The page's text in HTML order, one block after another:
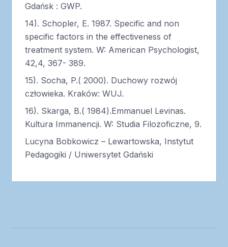
Gdańsk : GWP.
14). Schopler, E. 1987. Specific and non
specific factors in the effectiveness of
treatment system. W: American Psychologist,
42,4, 367- 389.
15). Socha, P.( 2000). Duchowy rozwój
człowieka. Kraków: WUJ.
16). Skarga, B.( 1984).Emmanuel Levinas.
Kultura Immanencji. W: Studia Filozoficzne, 9.
Lucyna Bobkowicz – Lewartowska, Instytut
Pedagogiki / Uniwersytet Gdański